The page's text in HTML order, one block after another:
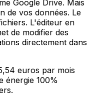
Google Drive. Mais
de vos données. Le
L'éditeur en
de modifier des
directement dans
euros par mois
énergie 100%